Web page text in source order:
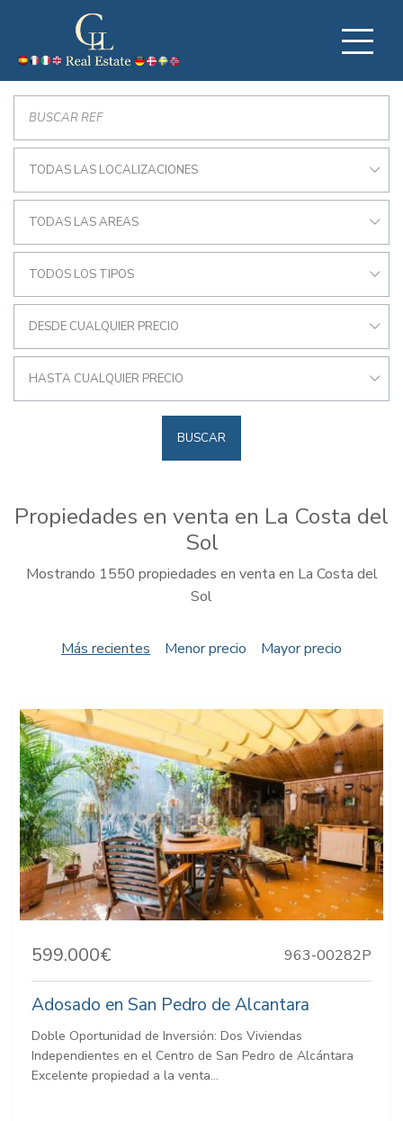
TODAS LAS LOCALIZACIONES
TODAS LAS AREAS
TODOS LOS TIPOS
DESDE CUALQUIER PRECIO
HASTA CUALQUIER PRECIO
BUSCAR
Propiedades en venta en La Costa del
Sol
Mostrando 1550 propiedades en venta en La Costa del
Sol
Más recientes Menor precio Mayor precio
599.000€ 963-00282P
Adosado en San Pedro de Alcantara
Doble Oportunidad de Inversión: Dos Viviendas
Independientes en el Centro de San Pedro de Alcántara
Excelente propiedad a la venta...